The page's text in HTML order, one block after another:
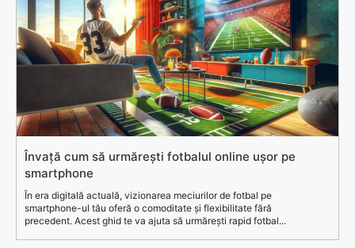
Învață cum să urmărești fotbalul online ușor pe
smartphone
În era digitală actuală, vizionarea meciurilor de fotbal pe
smartphone-ul tău oferă o comoditate și flexibilitate fără
precedent. Acest ghid te va ajuta să urmărești rapid fotbal...